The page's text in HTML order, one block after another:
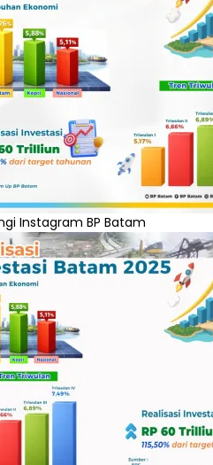
Instagram BP Batam